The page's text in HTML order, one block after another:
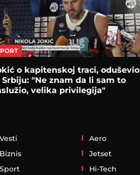
o kapitenskoj traci, oduševio
Srbiju: "Ne znam da li sam to
velika privilegija"
Vesti
Biznis
Sport
Aero
Jetset
Hi-Tech